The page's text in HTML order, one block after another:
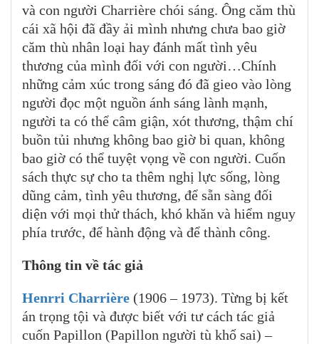
và con người Charrière chói sáng. Ông căm thù
cái xã hội đã đầy ải mình nhưng chưa bao giờ
căm thù nhân loại hay đánh mất tình yêu
thương của mình đối với con người…Chính
những cảm xúc trong sáng đó đã gieo vào lòng
người đọc một nguồn ánh sáng lành mạnh,
người ta có thể câm giận, xót thương, thậm chí
buồn tủi nhưng không bao giờ bi quan, không
bao giờ có thể tuyệt vọng về con người. Cuốn
sách thực sự cho ta thêm nghị lực sống, lòng
dũng cảm, tình yêu thương, để sẵn sàng đối
diện với mọi thử thách, khó khăn và hiểm nguy
phía trước, để hành động và để thành công.
Thông tin về tác giả
Henrri Charrière (1906 – 1973). Từng bị kết
án trọng tội và được biết với tư cách tác giả
cuốn Papillon (Papillon người tù khổ sai) –